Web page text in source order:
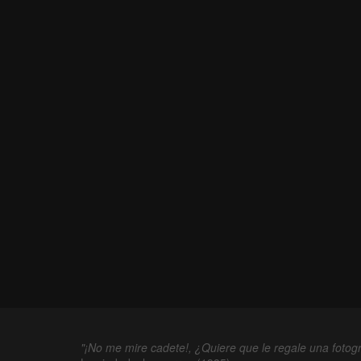
"¡No me mire cadete!, ¿Quiere que le regale una